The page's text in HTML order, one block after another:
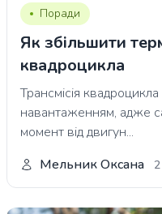
Поради
Як збільшити
квадроцикла
Трансмісія
навантаженням, адже
момент від двигун...
Мельник Оксана